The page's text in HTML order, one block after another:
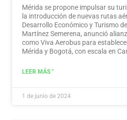
Mérida se propone impulsar su
la introducción de nuevas rutas
Desarrollo Económico y Turismo
Martínez Semerena, anunció
como Viva Aerobus para
Mérida y Bogotá, con escala en
LEER MÁS "
1 de junio de 2024